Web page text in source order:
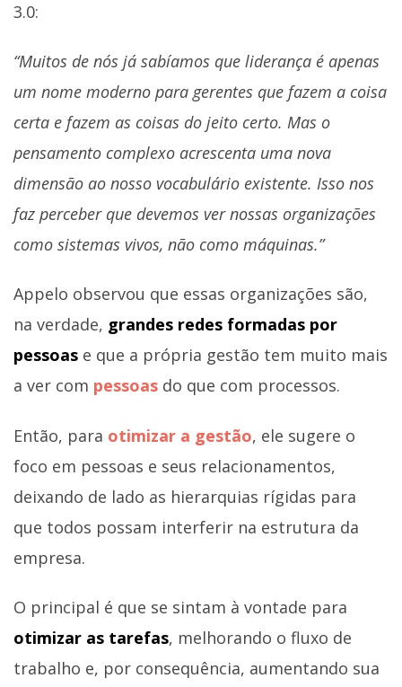
3.0:
“Muitos de nós já sabíamos que liderança é apenas
um nome moderno para gerentes que fazem a coisa
certa e fazem as coisas do jeito certo. Mas o
pensamento complexo acrescenta uma nova
dimensão ao nosso vocabulário existente. Isso nos
faz perceber que devemos ver nossas organizações
como sistemas vivos, não como máquinas.”
Appelo observou que essas organizações são,
na verdade, grandes redes formadas por
pessoas e que a própria gestão tem muito mais
a ver com pessoas do que com processos.
Então, para otimizar a gestão, ele sugere o
foco em pessoas e seus relacionamentos,
deixando de lado as hierarquias rígidas para
que todos possam interferir na estrutura da
empresa.
O principal é que se sintam à vontade para
otimizar as tarefas, melhorando o fluxo de
trabalho e, por consequência, aumentando sua